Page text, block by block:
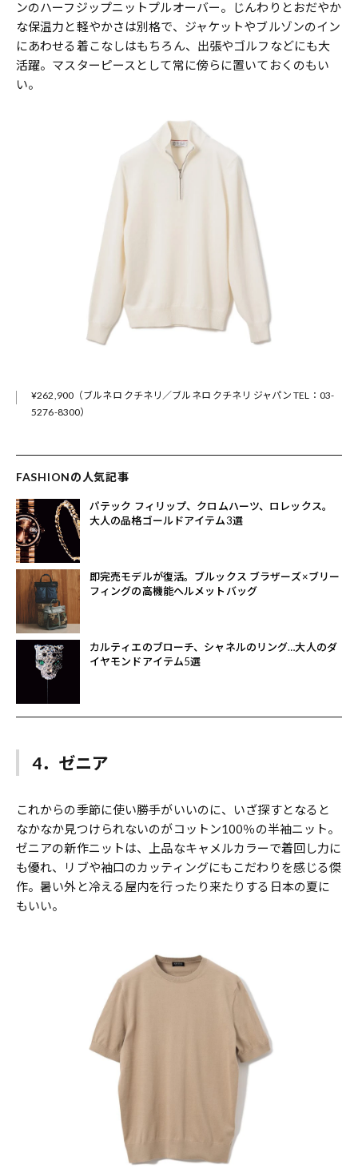
ンのハーフジップニットプルオーバー。じんわりとおだやか
な保温力と軽やかさは別格で、ジャケットやブルゾンのイン
にあわせる着こなしはもちろん、出張やゴルフなどにも大
活躍。マスターピースとして常に傍らに置いておくのもい
い。
¥262,900（ブルネロ クチネリ／ブルネロ クチネリ ジャパン TEL：03-
5276-8300）
FASHIONの人気記事
パテック フィリップ、クロムハーツ、ロレックス。
大人の品格ゴールドアイテム3選
即完売モデルが復活。ブルックス ブラザーズ×ブリー
フィングの高機能ヘルメットバッグ
カルティエのブローチ、シャネルのリング…大人のダ
イヤモンドアイテム5選
4．ゼニア
これからの季節に使い勝手がいいのに、いざ探すとなると
なかなか見つけられないのがコットン100％の半袖ニット。
ゼニアの新作ニットは、上品なキャメルカラーで着回し力に
も優れ、リブや袖口のカッティングにもこだわりを感じる傑
作。暑い外と冷える屋内を行ったり来たりする日本の夏に
もいい。